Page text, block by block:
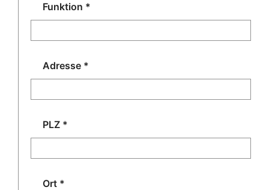
Funktion *
Adresse *
PLZ *
Ort *